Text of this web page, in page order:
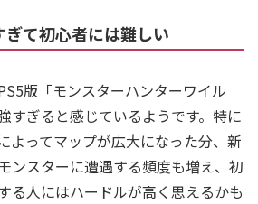
て初心者には難しい
版「モンスターハンターワイル
すぎると感じているようです。特に
よってマップが広大になった分、新
ンスターに遭遇する頻度も増え、初
る人にはハードルが高く思えるかも